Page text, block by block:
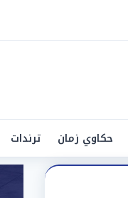
حكاوي زمان ترندات